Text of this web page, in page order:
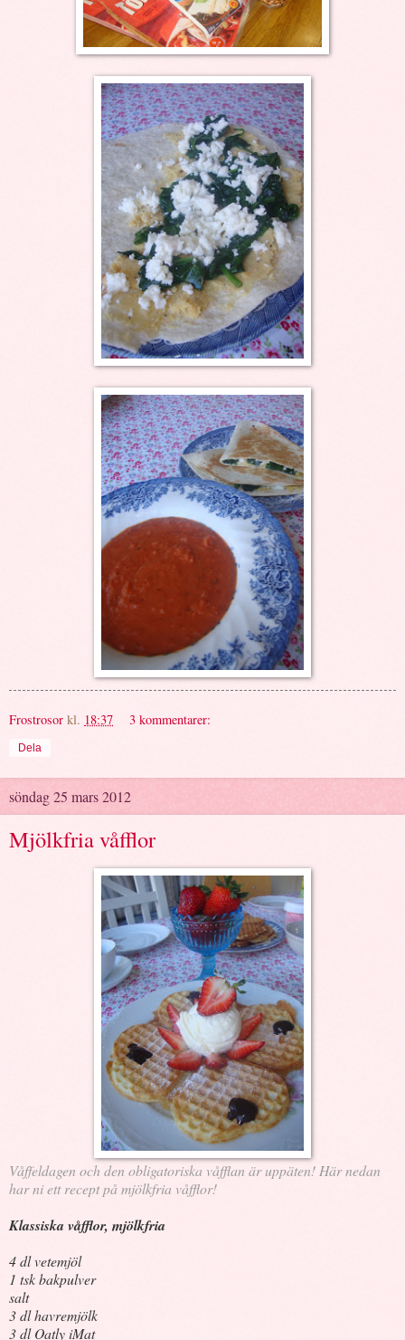
Frostrosor kl. 18:37 3 kommentarer:
Dela
söndag 25 mars 2012
Mjölkfria våfflor
Våffeldagen och den obligatoriska våfflan är uppäten! Här nedan
har ni ett recept på mjölkfria våfflor!
Klassiska våfflor, mjölkfria
4 dl vetemjöl
1 tsk bakpulver
salt
3 dl havremjölk
3 dl Oatly iMat